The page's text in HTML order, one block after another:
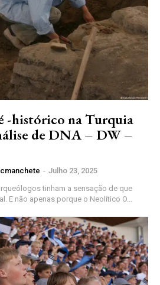
-histórico na Turquia
de DNA – DW –
- Julho 23, 2025
tinham a sensação de que
E não apenas porque o Neolítico O...